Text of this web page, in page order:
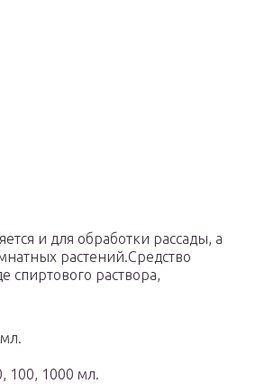
и для обработки рассады, а
растений.Средство
спиртового раствора,
100, 1000 мл.